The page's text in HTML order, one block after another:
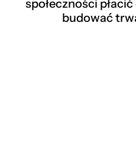
społeczności
budować